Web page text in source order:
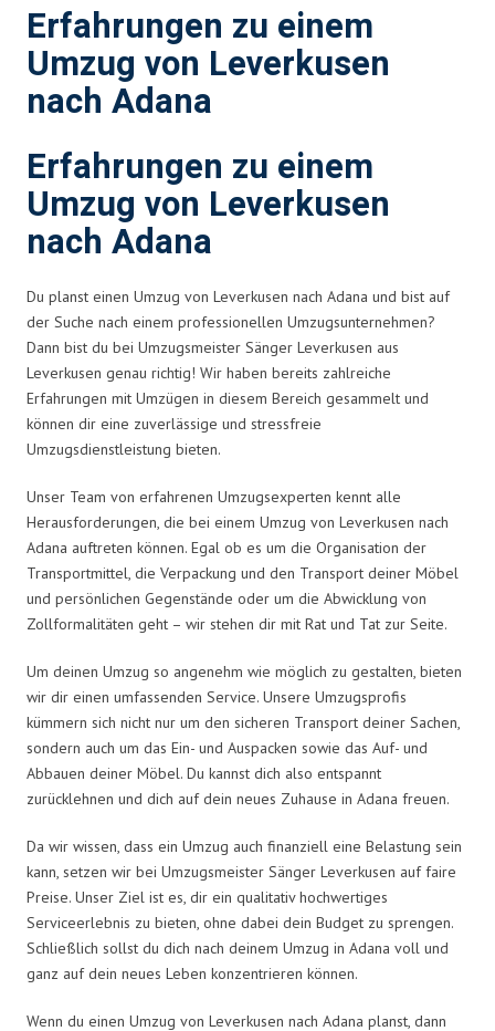
Erfahrungen zu einem
Umzug von Leverkusen
nach Adana
Erfahrungen zu einem
Umzug von Leverkusen
nach Adana
Du planst einen Umzug von Leverkusen nach Adana und bist auf
der Suche nach einem professionellen Umzugsunternehmen?
Dann bist du bei Umzugsmeister Sänger Leverkusen aus
Leverkusen genau richtig! Wir haben bereits zahlreiche
Erfahrungen mit Umzügen in diesem Bereich gesammelt und
können dir eine zuverlässige und stressfreie
Umzugsdienstleistung bieten.
Unser Team von erfahrenen Umzugsexperten kennt alle
Herausforderungen, die bei einem Umzug von Leverkusen nach
Adana auftreten können. Egal ob es um die Organisation der
Transportmittel, die Verpackung und den Transport deiner Möbel
und persönlichen Gegenstände oder um die Abwicklung von
Zollformalitäten geht – wir stehen dir mit Rat und Tat zur Seite.
Um deinen Umzug so angenehm wie möglich zu gestalten, bieten
wir dir einen umfassenden Service. Unsere Umzugsprofis
kümmern sich nicht nur um den sicheren Transport deiner Sachen,
sondern auch um das Ein- und Auspacken sowie das Auf- und
Abbauen deiner Möbel. Du kannst dich also entspannt
zurücklehnen und dich auf dein neues Zuhause in Adana freuen.
Da wir wissen, dass ein Umzug auch finanziell eine Belastung sein
kann, setzen wir bei Umzugsmeister Sänger Leverkusen auf faire
Preise. Unser Ziel ist es, dir ein qualitativ hochwertiges
Serviceerlebnis zu bieten, ohne dabei dein Budget zu sprengen.
Schließlich sollst du dich nach deinem Umzug in Adana voll und
ganz auf dein neues Leben konzentrieren können.
Wenn du einen Umzug von Leverkusen nach Adana planst, dann